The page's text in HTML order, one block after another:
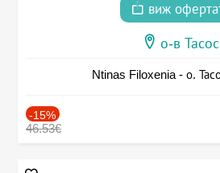
виж
о-в Тасос
Ntinas Filoxenia - о.
-15%
46.53€